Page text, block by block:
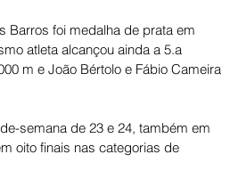
Barros foi medalha de prata em
atleta alcançou ainda a 5.a
m e João Bértolo e Fábio Cameira
semana de 23 e 24, também em
oito finais nas categorias de